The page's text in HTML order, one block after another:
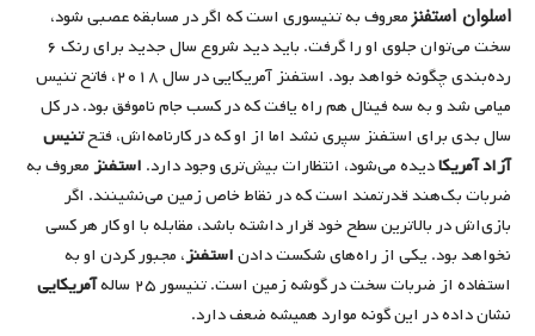
اسلوان استفنز معروف به تنیسوری است که اگر در مسابقه عصبی شود،
سخت می‌توان جلوی او را گرفت. باید دید شروع سال جدید برای رنک ۶
رده‌بندی چگونه خواهد بود. استفنز آمریکایی در سال ۲۰۱۸، فاتح تنیس
میامی شد و به سه فینال هم راه یافت که در کسب جام ناموفق بود. در کل
سال بدی برای استفنز سپری نشد اما از او که در کارنامه‌اش، فتحتنیس
آزاد آمریکادیده می‌شود، انتظارات بیش‌تری وجود دارد. استفنزمعروف به
ضربات بک‌هند قدرتمند است که در نقاط خاص زمین می‌نشینند. اگر
بازی‌اش در بالاترین سطح خود قرار داشته باشد، مقابله با او کار هر کسی
نخواهد بود. یکی از راه‌های شکست دادناستفنز، مجبور کردن او به
استفاده از ضربات سخت در گوشه زمین است. تنیسور ۲۵ ساله
آمریکایی
نشان داده در این گونه موارد همیشه ضعف دارد.